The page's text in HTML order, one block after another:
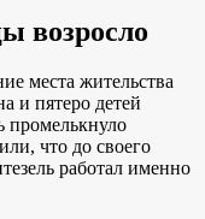
возросло
места жительства
и пятеро детей
промелькнуло
что до своего
работал именно